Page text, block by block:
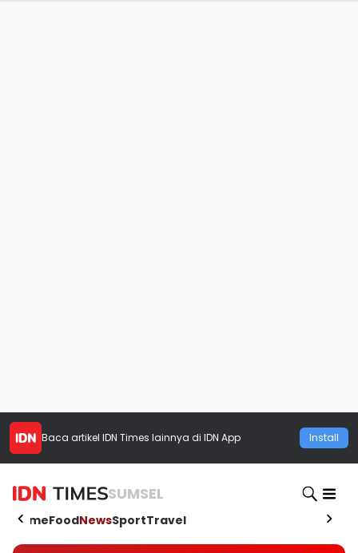
Baca artikel IDN Times lainnya di IDN App Install
SUMSEL
HomeFoodNewsSportTravel